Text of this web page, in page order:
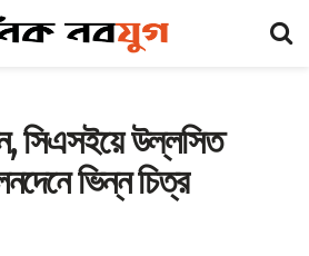
সিএসইয়ে উল্লসিত
ভিন্ন চিত্র